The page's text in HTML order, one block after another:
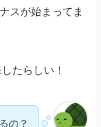
スが始まってま
たらしい！
の？